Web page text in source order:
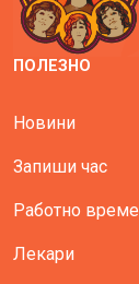
ПОЛЕЗНО
Новини
Запиши час
Работно време
Лекари